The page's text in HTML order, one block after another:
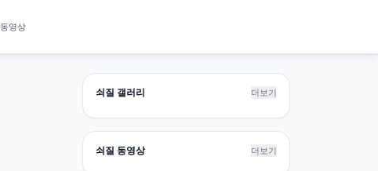
동영상
쇠질 갤러리 더보기
쇠질 동영상 더보기